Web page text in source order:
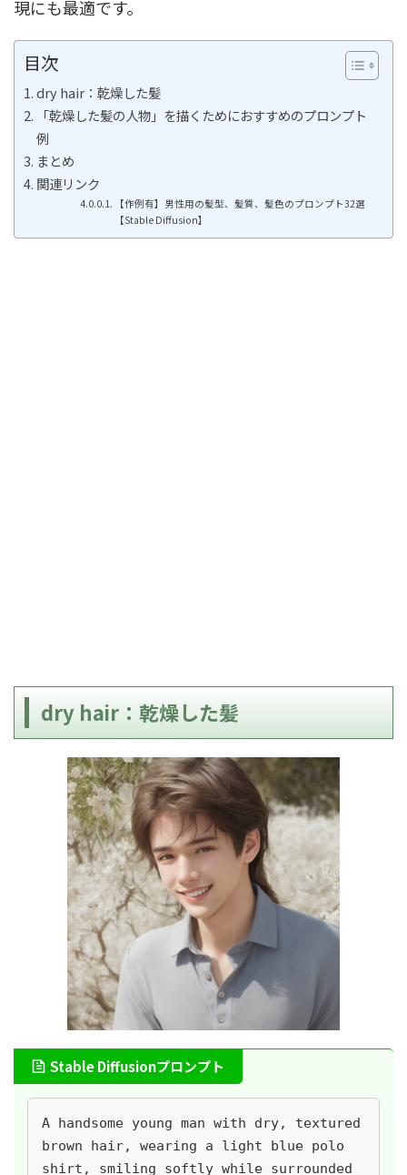
現にも最適です。
目次
dry hair：乾燥した髪
「乾燥した髪の人物」を描くためにおすすめのプロンプト
例
まとめ
関連リンク
【作例有】男性用の髪型、髪質、髪色のプロンプト32選
【Stable Diffusion】
dry hair：乾燥した髪
Stable Diffusionプロンプト
A handsome young man with dry, textured
brown hair, wearing a light blue polo
shirt, smiling softly while surrounded